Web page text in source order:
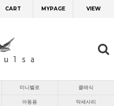
CART MYPAGE VIEW
미니벨로 클래식
아동용 악세사리